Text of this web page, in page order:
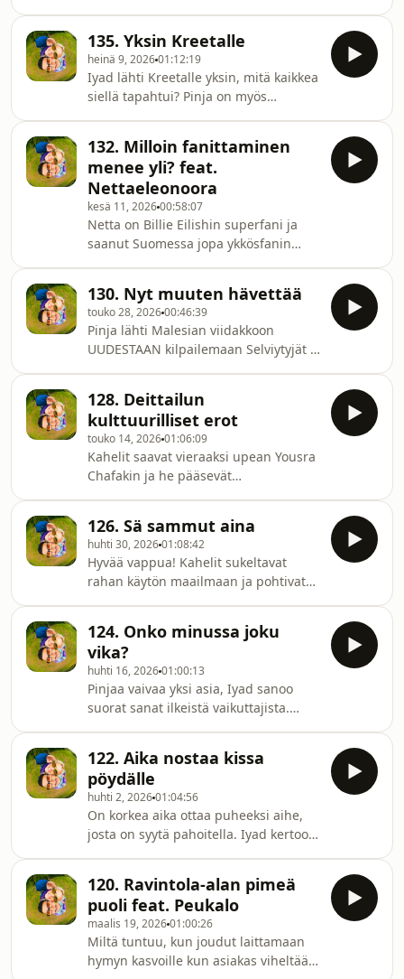
eivät osaa kieltäytyä erilaisista
pyynnöistä ja ovat sen takia joutuneet
erilaisiin, jopa epämukaviin
tilanteisiin. Pinja taistelee erilaisia
myyjiä vastaan kun taas Iyad ottaa
töissä niin paljon vastuuta että joutui
burn outtiin.Ainutlaatuisen
viihdyttävä podcast. Kaksi nuort
135. Yksin Kreetalle
heinä 9, 202601:12:19
Iyad lähti Kreetalle yksin, mitä kaikkea
siellä tapahtui? Pinja on myös
keskustelevat Iyadin reissusta, Pinjan
reissusta ja kaikesa ssiitä, mitä
kesäkuun aikana oikein
tapahtui.Ainutlaatuisen viihdyttävä
podcast. Kaksi nuorta aikuista, jotka
yrittävät tehdä elämällään enemmän
sekä kokea paljon. Pinja ja Iyad ovat
Kaheleita, joi
132. Milloin fanittaminen
menee yli? feat.
Nettaeleonoora
kesä 11, 202600:58:07
Netta on Billie Eilishin superfani ja
saanut Suomessa jopa ykkösfanin
juuri Billie Eilish? Netta vastaa
Kaheleiden tiukkoihin kysymyksiin
fanittamisesta ja avaa maailmaa joista
heillä ei ole tietoakaan.Ainutlaatuisen
viihdyttävä podcast.Kaksi nuorta
aikuista, jotka yrittävät tehdä
elämällään enemmän sekä kokea
paljon.
130. Nyt muuten hävettää
touko 28, 202600:46:39
Pinja lähti Malesian viidakkoon
UUDESTAAN kilpailemaan Selviytyjät -
Kahelit on äänittäneet teille
timanttista kontenttia näiden viikkojen
ajalle. Iyad kertoo reissusta aikuisten
kauppaan ja Pinjaa hävettää ostaa
tamponeja, Kahelit keskustelevat
häpeän tunteesta ja siitä mistä se
tulee.Ainutlaatuisen viihdyttävä
podcast.Kaksi nuort
128. Deittailun
kulttuurilliset erot
touko 14, 202601:06:09
Kahelit saavat vieraaksi upean Yousra
Chafakin ja he pääsevät
deittailussa. Pinjan vanhemmat
tapasivat yökerhossa, Iyadin
vanhemmat häissä. Kuka maksaa
ensimmäisillä treffeillä, entä voiko
mies kosia naista? Kaikkea tätä ja
paljon muuta luvassa.Ainutlaatuisen
viihdyttävä podcast.Kaksi nuorta
aikuista, jotka yrittävät tehdä
elämällään e
126. Sä sammut aina
huhti 30, 202601:08:42
Hyvää vappua! Kahelit sukeltavat
rahan käytön maailmaan ja pohtivat
Coachella -festivaalella hodarit ja limu
maksaa yli 100$? Pinja sammuu liian
innokkaiden iltojen jälkeen ja Iyad
kertoo miten kaheleiden yhteinen ilta
eskaloitu shottirulettiin.Ainutlaatuisen
viihdyttävä podcast.Kaksi nuorta
aikuista, jotka yrittävät tehdä elämäll
124. Onko minussa joku
vika?
huhti 16, 202601:00:13
Pinjaa vaivaa yksi asia, Iyad sanoo
suorat sanat ilkeistä vaikuttajista.
se on. Ainutlaatuisen viihdyttävä
podcast.Kaksi nuorta aikuista, jotka
yrittävät tehdä elämällään enemmän
sekä kokea paljon. Pinja ja Iyad ovat
Kaheleita, joilla on vain vähän
parempi huumorintaju kuin muilla.
He ottavat kantaa ajankohtaisiin
ilmiöihin s
122. Aika nostaa kissa
pöydälle
huhti 2, 202601:04:56
On korkea aika ottaa puheeksi aihe,
josta on syytä pahoitella. Iyad kertoo
uuden tavan joka häiritsee. Kahelit
puhuvat mm. elämästä lähiössä,
piirrustuskilpailusta ja
limbokisasta.Ainutlaatuisen
viihdyttävä podcast.Kaksi nuorta
120. Ravintola-alan pimeä
puoli feat. Peukalo
maalis 19, 202601:00:26
Miltä tuntuu, kun joudut laittamaan
hymyn kasvoille kun asiakas viheltää